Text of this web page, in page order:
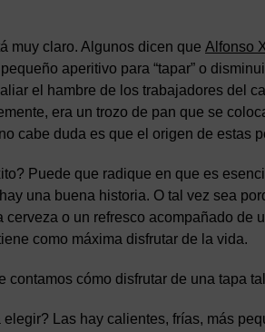
muy claro. Algunos dicen que Alfonso
aperitivo para “tapar” o
el hambre de los trabajadores del
era un trozo de pan que se
cabe duda es que el origen de estas
Puede que radique en que es
hay una buena historia. O tal vez sea
cerveza o un refresco acompañado
como máxima disfrutar de la vida.
contamos cómo disfrutar de una tapa
elegir? Las hay calientes, frías, más